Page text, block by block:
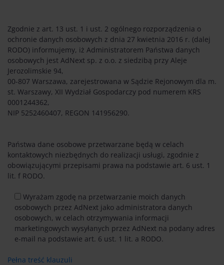
Zgodnie z art. 13 ust. 1 i ust. 2 ogólnego rozporządzenia o
ochronie danych osobowych z dnia 27 kwietnia 2016 r. (dalej
RODO) informujemy, iż Administratorem Państwa danych
osobowych jest AdNext sp. z o.o. z siedzibą przy Aleje
Jerozolimskie 94,
00-807 Warszawa, zarejestrowana w Sądzie Rejonowym dla m.
st. Warszawy, XII Wydział Gospodarczy pod numerem KRS
0001244362,
NIP 5252460407, REGON 141956290.
Państwa dane osobowe przetwarzane będą w celach
kontaktowych niezbędnych do realizacji usługi, zgodnie z
obowiązującymi przepisami prawa na podstawie art. 6 ust. 1
lit. f RODO.
Wyrażam zgodę na przetwarzanie moich danych
osobowych przez AdNext jako administratora danych
osobowych, w celach otrzymywania informacji
marketingowych wysyłanych przez AdNext na podany adres
e-mail na podstawie art. 6 ust. 1 lit. a RODO.
Pełna treść klauzuli